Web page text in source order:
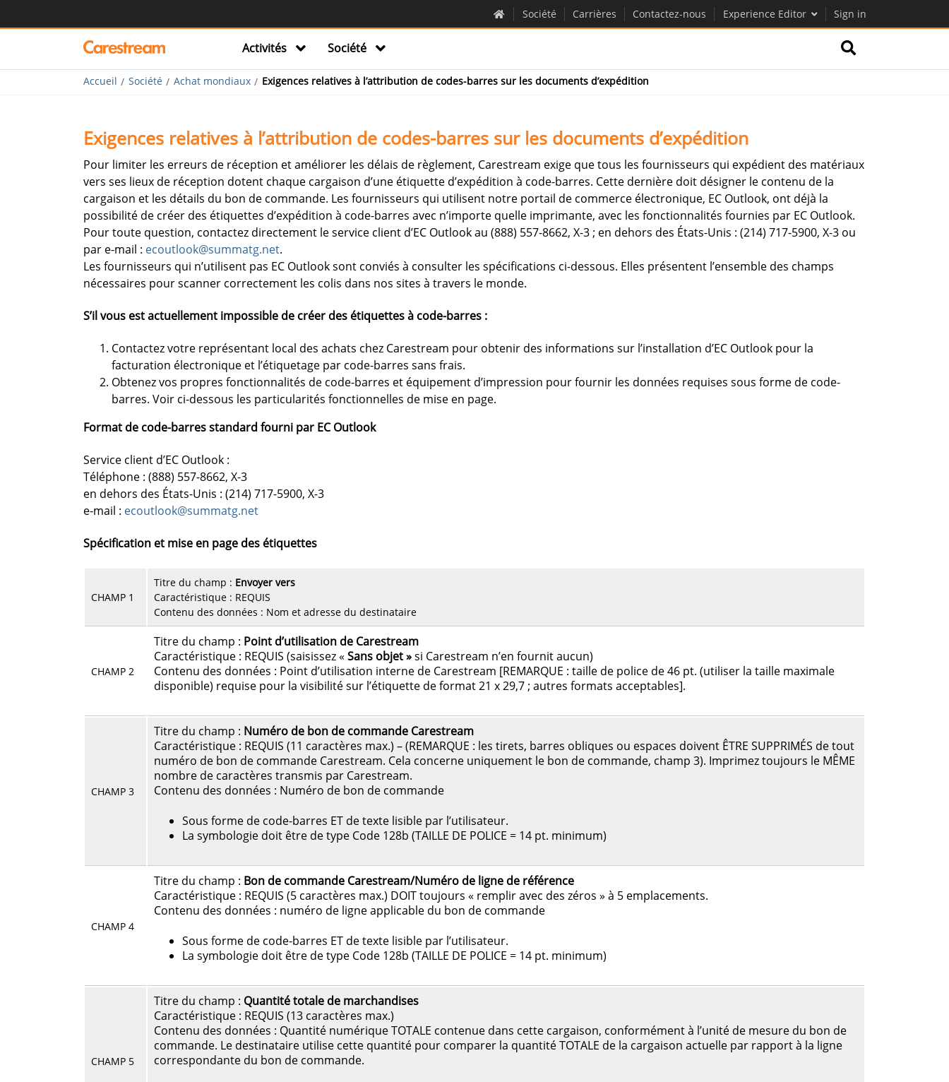
Société Carrières Contactez-nous Experience Editor Sign in
Activités Société
Accueil Société Achat mondiaux Exigences relatives à l’attribution de codes-barres sur les documents d’expédition
Exigences relatives à l’attribution de codes-barres sur les documents d’expédition
Pour limiter les erreurs de réception et améliorer les délais de règlement, Carestream exige que tous les fournisseurs qui expédient des matériaux
vers ses lieux de réception dotent chaque cargaison d’une étiquette d’expédition à code-barres. Cette dernière doit désigner le contenu de la
cargaison et les détails du bon de commande. Les fournisseurs qui utilisent notre portail de commerce électronique, EC Outlook, ont déjà la
possibilité de créer des étiquettes d’expédition à code-barres avec n’importe quelle imprimante, avec les fonctionnalités fournies par EC Outlook.
Pour toute question, contactez directement le service client d’EC Outlook au (888) 557-8662, X-3 ; en dehors des États-Unis : (214) 717-5900, X-3 ou
par e-mail : ecoutlook@summatg.net.
Les fournisseurs qui n’utilisent pas EC Outlook sont conviés à consulter les spécifications ci-dessous. Elles présentent l’ensemble des champs
nécessaires pour scanner correctement les colis dans nos sites à travers le monde.
S’il vous est actuellement impossible de créer des étiquettes à code-barres :
Contactez votre représentant local des achats chez Carestream pour obtenir des informations sur l’installation d’EC Outlook pour la
facturation électronique et l’étiquetage par code-barres sans frais.
Obtenez vos propres fonctionnalités de code-barres et équipement d’impression pour fournir les données requises sous forme de code-
barres. Voir ci-dessous les particularités fonctionnelles de mise en page.
Format de code-barres standard fourni par EC Outlook
Service client d’EC Outlook :
Téléphone : (888) 557-8662, X-3
en dehors des États-Unis : (214) 717-5900, X-3
e-mail : ecoutlook@summatg.net
Spécification et mise en page des étiquettes
CHAMP 1
Titre du champ : Envoyer vers
Caractéristique : REQUIS
Contenu des données : Nom et adresse du destinataire
CHAMP 2
Titre du champ : Point d’utilisation de Carestream
Caractéristique : REQUIS (saisissez « Sans objet »si Carestream n’en fournit aucun)
Contenu des données : Point d’utilisation interne de Carestream [REMARQUE : taille de police de 46 pt. (utiliser la taille maximale
disponible) requise pour la visibilité sur l’étiquette de format 21 x 29,7 ; autres formats acceptables].
CHAMP 3
Titre du champ : Numéro de bon de commande Carestream
Caractéristique : REQUIS (11 caractères max.) – (REMARQUE : les tirets, barres obliques ou espaces doivent ÊTRE SUPPRIMÉS de tout
numéro de bon de commande Carestream. Cela concerne uniquement le bon de commande, champ 3). Imprimez toujours le MÊME
nombre de caractères transmis par Carestream.
Contenu des données : Numéro de bon de commande
Sous forme de code-barres ET de texte lisible par l’utilisateur.
La symbologie doit être de type Code 128b (TAILLE DE POLICE = 14 pt. minimum)
CHAMP 4
Titre du champ : Bon de commande Carestream/Numéro de ligne de référence
Caractéristique : REQUIS (5 caractères max.) DOIT toujours « remplir avec des zéros » à 5 emplacements.
Contenu des données : numéro de ligne applicable du bon de commande
Sous forme de code-barres ET de texte lisible par l’utilisateur.
La symbologie doit être de type Code 128b (TAILLE DE POLICE = 14 pt. minimum)
CHAMP 5
Titre du champ : Quantité totale de marchandises
Caractéristique : REQUIS (13 caractères max.)
Contenu des données : Quantité numérique TOTALE contenue dans cette cargaison, conformément à l’unité de mesure du bon de
commande. Le destinataire utilise cette quantité pour comparer la quantité TOTALE de la cargaison actuelle par rapport à la ligne
correspondante du bon de commande.